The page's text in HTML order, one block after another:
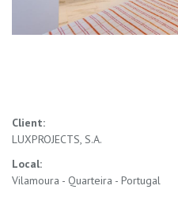
Client:
LUXPROJECTS, S.A.
Local:
Vilamoura - Quarteira - Portugal